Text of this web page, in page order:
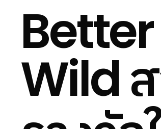
Wild